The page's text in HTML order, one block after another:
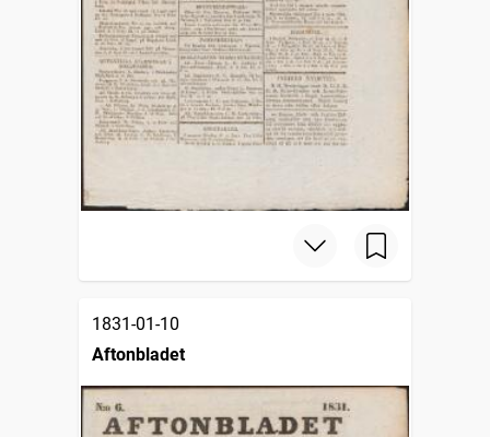
1831-01-10
Aftonbladet